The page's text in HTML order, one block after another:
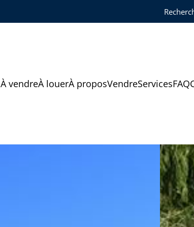
À vendreÀ louerÀ proposVendreServicesFAQ